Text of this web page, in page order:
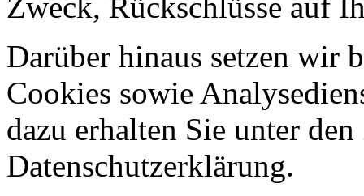
Darüber hinaus setzen wir
Cookies sowie
dazu erhalten Sie unter
Datenschutzerklärung.